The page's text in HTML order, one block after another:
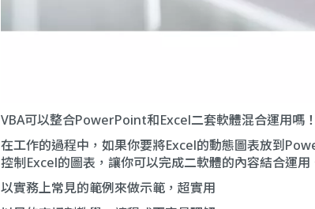
VBA可以整合PowerPoint和Excel二套軟體混合運用嗎！
在工作的過程中，如果你要將Excel的動態圖表放到
控制Excel的圖表，讓你可以完成二軟體的內容結合運用
以實務上常見的範例來做示範，超實用